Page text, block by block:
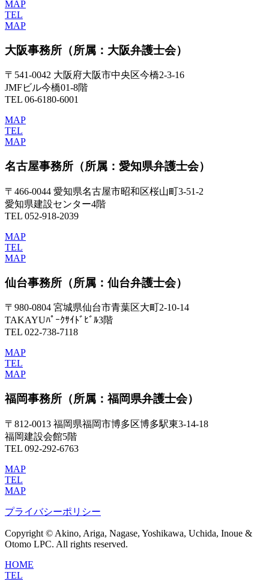
MAP
TEL
MAP
大阪事務所 （所属：大阪弁護士会）
〒541-0042 大阪府大阪市中央区今橋2-3-16
JMFビル今橋01-8階
TEL 06-6180-6001
MAP
TEL
MAP
名古屋事務所 （所属：愛知県弁護士会）
〒466-0044 愛知県名古屋市昭和区桜山町3-51-2
愛知県建設センター4階
TEL 052-918-2039
MAP
TEL
MAP
仙台事務所 （所属：仙台弁護士会）
〒980-0804 宮城県仙台市青葉区大町2-10-14
TAKAYUﾊﾟｰｸｻｲﾄﾞﾋﾞﾙ3階
TEL 022-738-7118
MAP
TEL
MAP
福岡事務所 （所属：福岡県弁護士会）
〒812-0013 福岡県福岡市博多区博多駅東3-14-18
福岡建設会館5階
TEL 092-292-6763
MAP
TEL
MAP
プライバシーポリシー
Copyright © Akino, Ariga, Nagase, Yoshikawa, Uchida, Inoue &
Otomo LPC. All rights reserved.
HOME
TEL